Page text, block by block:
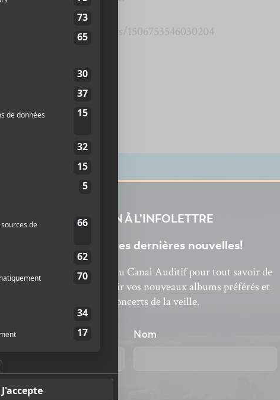
festivalenchanson/posts/1506753546030204
derrière lui.
INSCRIPTION À L’INFOLETTRE
Ne manquez pas les dernières nouvelles!
vous à l’infolettre du Canal Auditif pour tout savoir de
l’actualité musicale, découvrir vos nouveaux albums préférés et
revivre les concerts de la veille.
Nom
courriel